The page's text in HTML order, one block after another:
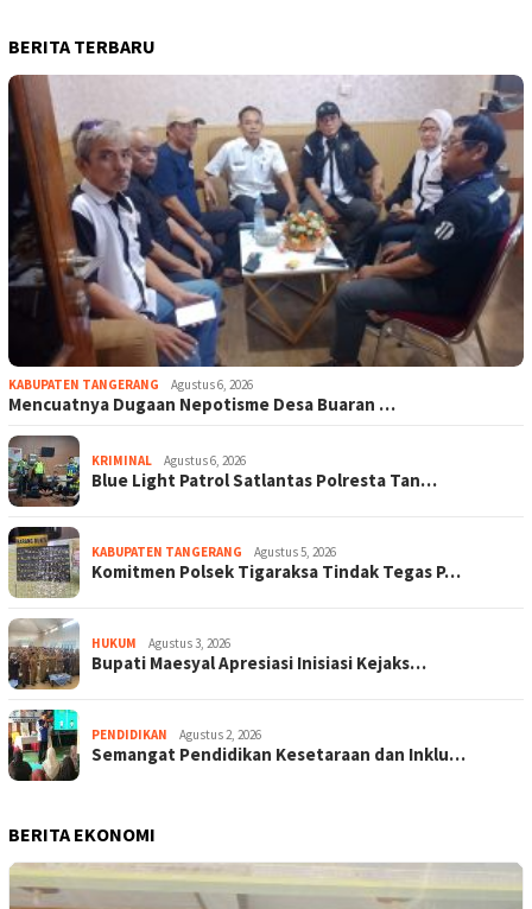
BERITA TERBARU
KABUPATEN TANGERANG Agustus 6, 2026
Mencuatnya Dugaan Nepotisme Desa Buaran …
KRIMINAL Agustus 6, 2026
Blue Light Patrol Satlantas Polresta Tan…
KABUPATEN TANGERANG Agustus 5, 2026
Komitmen Polsek Tigaraksa Tindak Tegas P…
HUKUM Agustus 3, 2026
Bupati Maesyal Apresiasi Inisiasi Kejaks…
PENDIDIKAN Agustus 2, 2026
Semangat Pendidikan Kesetaraan dan Inklu…
BERITA EKONOMI